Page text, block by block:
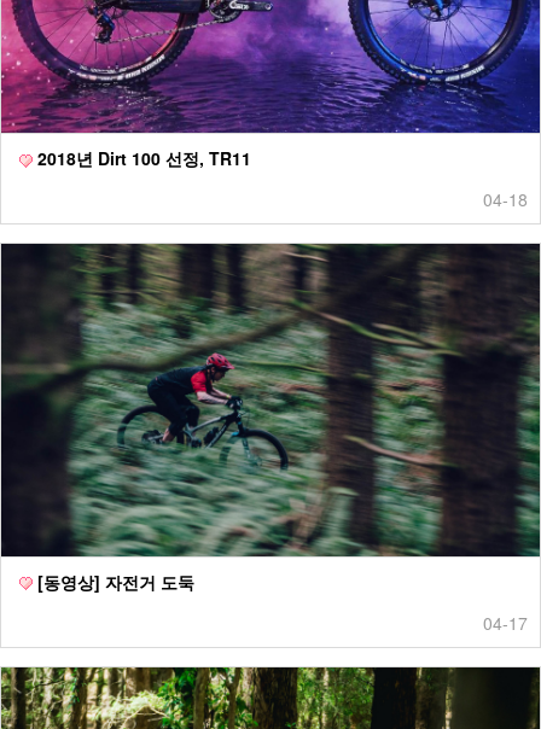
2018년 Dirt 100 선정, TR11
04-18
[동영상] 자전거 도둑
04-17